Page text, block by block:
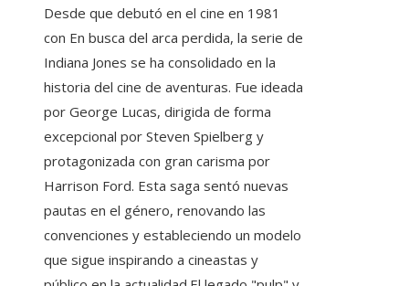
Desde que debutó en el cine en 1981
con En busca del arca perdida, la serie de
Indiana Jones se ha consolidado en la
historia del cine de aventuras. Fue ideada
por George Lucas, dirigida de forma
excepcional por Steven Spielberg y
protagonizada con gran carisma por
Harrison Ford. Esta saga sentó nuevas
pautas en el género, renovando las
convenciones y estableciendo un modelo
que sigue inspirando a cineastas y